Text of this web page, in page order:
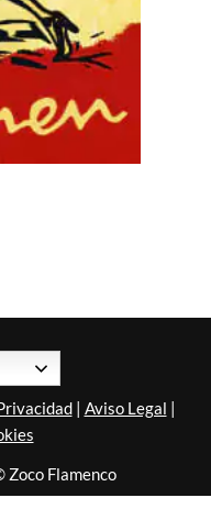
| Aviso Legal |
Flamenco